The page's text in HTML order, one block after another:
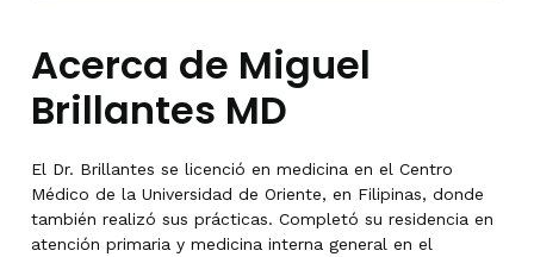
Acerca de Miguel
Brillantes MD
El Dr. Brillantes se licenció en medicina en el Centro
Médico de la Universidad de Oriente, en Filipinas, donde
también realizó sus prácticas. Completó su residencia en
atención primaria y medicina interna general en el